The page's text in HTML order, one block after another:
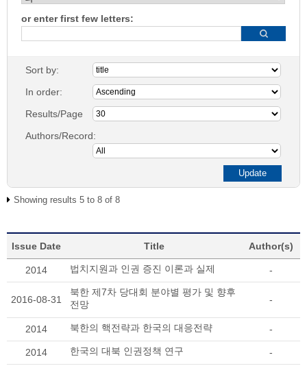
or enter first few letters:
Sort by:
In order:
Results/Page
Authors/Record:
Showing results 5 to 8 of 8
Issue Date Title Author(s)
2014 법치지원과 인권 증진 이론과 실제 -
2016-08-31
북한 제7차 당대회 분야별 평가 및 향후
전망
-
2014 북한의 핵전략과 한국의 대응전략 -
2014 한국의 대북 인권정책 연구 -